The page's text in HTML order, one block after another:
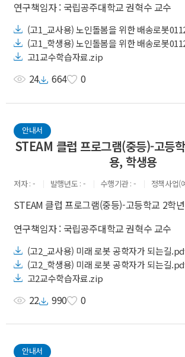
연구책임자 : 국립공주대학교 권혁수 교수
(고1_교사용) 노인돌봄을 위한 배송로봇
(고1_학생용) 노인돌봄을 위한 배송로봇
고1교수학습자료.zip
24 664 0
안내서
STEAM 클럽 프로그램(중등)-고등
용, 학생용
저자 - 발행년도 - 수행기관 - 정책사업(
STEAM 클럽 프로그램(중등)-고등학교 2학
연구책임자 : 국립공주대학교 권혁수 교수
(고2_교사용) 미래 로봇 공학자가 되는길
(고2_학생용) 미래 로봇 공학자가 되는길
고2교수학습자료.zip
22 990 0
안내서